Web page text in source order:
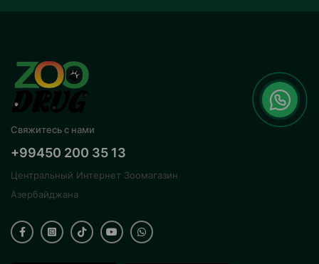
Свяжитесь с нами
+99450 200 35 13
Центральный Интернет Зоомагазин
Азербайджана